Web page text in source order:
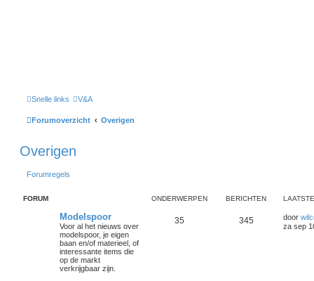
Snelle links V&A
Forumoverzicht Overigen
Overigen
Forumregels
FORUM ONDERWERPEN BERICHTEN
Modelspoor
Voor al het nieuws over
modelspoor, je eigen
baan en/of materieel, of
interessante items die
op de markt
verkrijgbaar zijn.
35 345 door
za sep